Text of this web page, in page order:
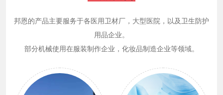
邦恩的产品主要服务于各医用卫材厂，大型医院，以及卫生防护
用品企业。
部分机械使用在服装制作企业，化妆品制造企业等领域。